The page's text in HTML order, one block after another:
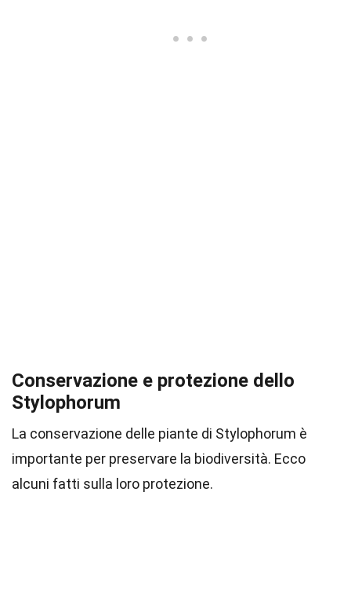
Conservazione e protezione dello
Stylophorum
La conservazione delle piante di Stylophorum è
importante per preservare la biodiversità. Ecco
alcuni fatti sulla loro protezione.